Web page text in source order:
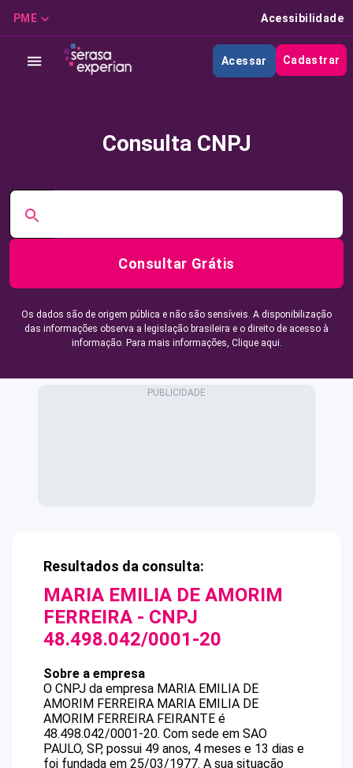
PME Acessibilidade
Acessar Cadastrar
Consulta CNPJ
Consultar Grátis
Os dados são de origem pública e não são sensíveis. A disponibilização
das informações observa a legislação brasileira e o direito de acesso à
informação. Para mais informações, Clique aqui.
Resultados da consulta:
MARIA EMILIA DE AMORIM
FERREIRA - CNPJ
48.498.042/0001-20
Sobre a empresa
O CNPJ da empresa MARIA EMILIA DE
AMORIM FERREIRA MARIA EMILIA DE
AMORIM FERREIRA FEIRANTE é
48.498.042/0001-20. Com sede em SAO
PAULO, SP, possui 49 anos, 4 meses e 13 dias e
foi fundada em 25/03/1977. A sua situação